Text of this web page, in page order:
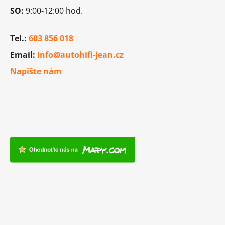
SO: 9:00-12:00 hod.
Tel.: 603 856 018
Email: info@autohifi-jean.cz
Napište nám